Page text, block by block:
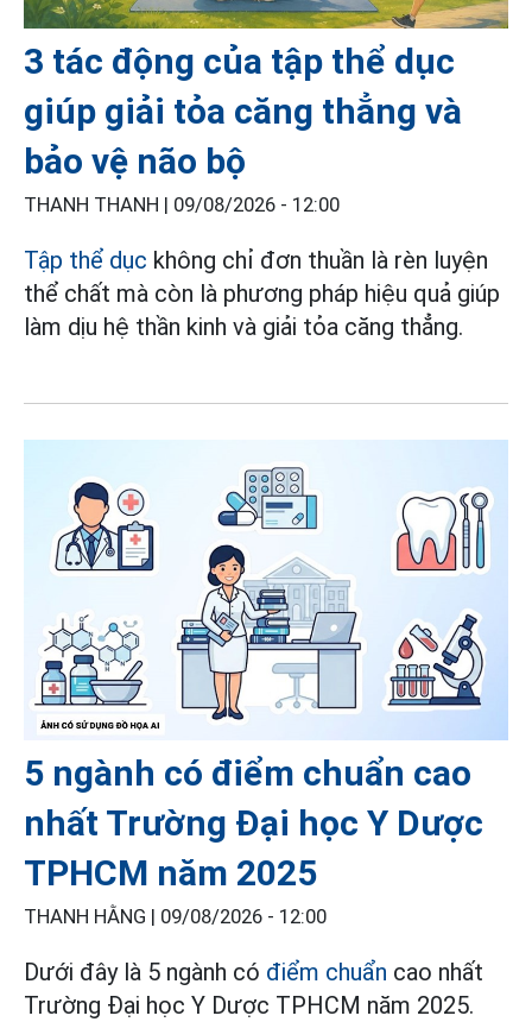
3 tác động của tập thể dục
giúp giải tỏa căng thẳng và
bảo vệ não bộ
THANH THANH | 09/08/2026 - 12:00
Tập thể dục không chỉ đơn thuần là rèn luyện
thể chất mà còn là phương pháp hiệu quả giúp
làm dịu hệ thần kinh và giải tỏa căng thẳng.
5 ngành có điểm chuẩn cao
nhất Trường Đại học Y Dược
TPHCM năm 2025
THANH HẰNG | 09/08/2026 - 12:00
Dưới đây là 5 ngành có điểm chuẩn cao nhất
Trường Đại học Y Dược TPHCM năm 2025.